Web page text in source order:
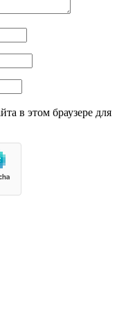
в этом браузере для